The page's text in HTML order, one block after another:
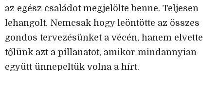
az egész családot megjelölte benne. Teljesen
lehangolt. Nemcsak hogy leöntötte az összes
gondos tervezésünket a vécén, hanem elvette
tőlünk azt a pillanatot, amikor mindannyian
együtt ünnepeltük volna a hírt.